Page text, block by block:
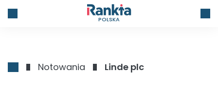
POLSKA
Notowania Linde plc